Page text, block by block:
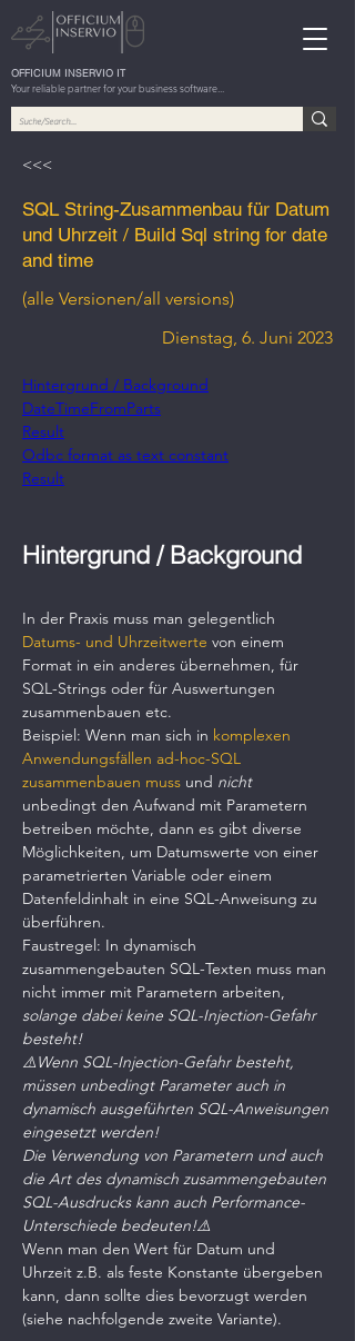
OFFICIUM INSERVIO IT
Your reliable partner for your business software...
<<<
SQL String-Zusammenbau für Datum
und Uhrzeit / Build Sql string for date
and time
(alle Versionen/all versions)
Dienstag, 6. Juni 2023
Hintergrund / Background
DateTimeFromParts
Result
Odbc format as text constant
Result
Hintergrund / Background
In der Praxis muss man gelegentlich
Datums- und Uhrzeitwerte von einem
Format in ein anderes übernehmen, für
SQL-Strings oder für Auswertungen
zusammenbauen etc.
Beispiel: Wenn man sich in komplexen
Anwendungsfällen ad-hoc-SQL
zusammenbauen muss und nicht
unbedingt den Aufwand mit Parametern
betreiben möchte, dann es gibt diverse
Möglichkeiten, um Datumswerte von einer
parametrierten Variable oder einem
Datenfeldinhalt in eine SQL-Anweisung zu
überführen.
Faustregel: In dynamisch
zusammengebauten SQL-Texten muss man
nicht immer mit Parametern arbeiten,
solange dabei keine SQL-Injection-Gefahr
besteht!
⚠️Wenn SQL-Injection-Gefahr besteht,
müssen unbedingt Parameter auch in
dynamisch ausgeführten SQL-Anweisungen
eingesetzt werden!
Die Verwendung von Parametern und auch
die Art des dynamisch zusammengebauten
SQL-Ausdrucks kann auch Performance-
Unterschiede bedeuten!⚠️
Wenn man den Wert für Datum und
Uhrzeit z.B. als feste Konstante übergeben
kann, dann sollte dies bevorzugt werden
(siehe nachfolgende zweite Variante).